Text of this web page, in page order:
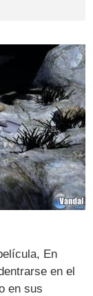
En
en el
en sus